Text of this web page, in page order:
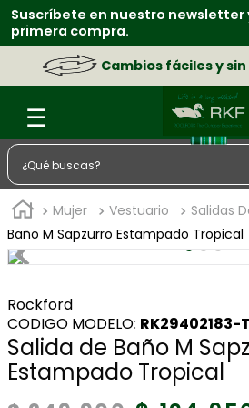
Suscríbete en nuestro newsletter
primera compra.
Cambios fáciles y
¿Qué buscas?
Mujer Vestuario Salidas
Baño M Sapzurro Estampado Tropical
Rockford
: RK29402183-
Salida de Baño M
Estampado Tropical
TÉRMINOS MÁS BUSCADOS
1 .
zapatos
4.
camisa
5.
medias
lino